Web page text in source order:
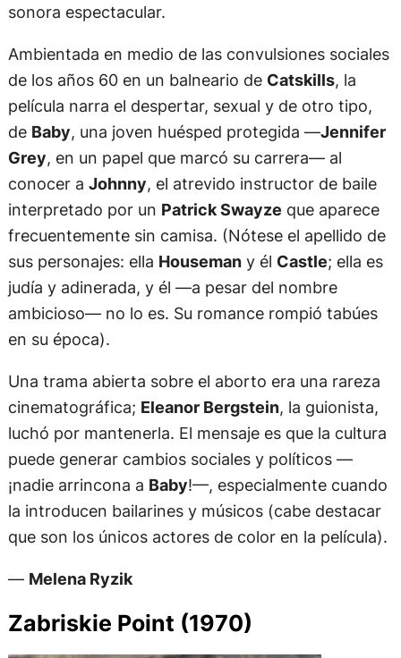
sonora espectacular.
Ambientada en medio de las convulsiones sociales
de los años 60 en un balneario de Catskills, la
película narra el despertar, sexual y de otro tipo,
de Baby, una joven huésped protegida —Jennifer
Grey, en un papel que marcó su carrera— al
conocer a Johnny, el atrevido instructor de baile
interpretado por un Patrick Swayze que aparece
frecuentemente sin camisa. (Nótese el apellido de
sus personajes: ella Housemany él Castle; ella es
judía y adinerada, y él —a pesar del nombre
ambicioso— no lo es. Su romance rompió tabúes
en su época).
Una trama abierta sobre el aborto era una rareza
cinematográfica; Eleanor Bergstein, la guionista,
luchó por mantenerla. El mensaje es que la cultura
puede generar cambios sociales y políticos —
¡nadie arrincona a Baby!—, especialmente cuando
la introducen bailarines y músicos (cabe destacar
que son los únicos actores de color en la película).
— Melena Ryzik
Zabriskie Point (1970)